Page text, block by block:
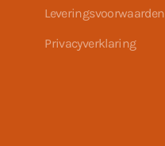
Leveringsvoorwaarden
Privacyverklaring